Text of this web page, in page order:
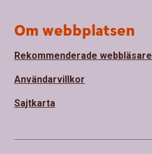
Om webbplatsen
Rekommenderade webbläsare
Användarvillkor
Sajtkarta